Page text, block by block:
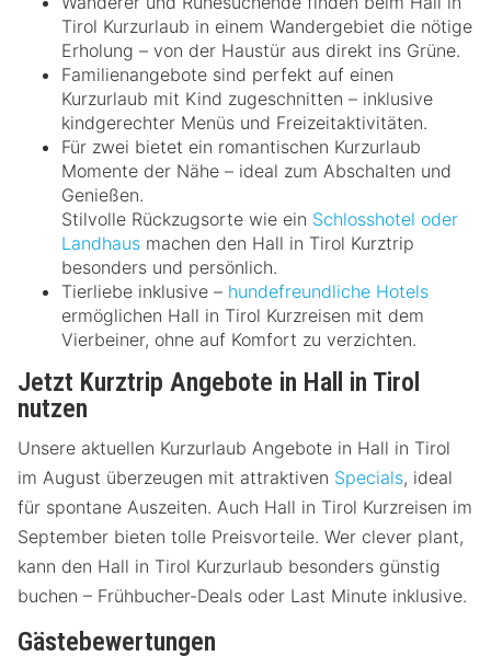
Tirol Kurzurlaub in einem Wandergebiet die nötige
Erholung – von der Haustür aus direkt ins Grüne.
Familienangebote sind perfekt auf einen
Kurzurlaub mit Kind zugeschnitten – inklusive
kindgerechter Menüs und Freizeitaktivitäten.
Für zwei bietet ein romantischen Kurzurlaub
Momente der Nähe – ideal zum Abschalten und
Genießen.
Stilvolle Rückzugsorte wie ein Schlosshotel oder
Landhaus machen den Hall in Tirol Kurztrip
besonders und persönlich.
Tierliebe inklusive – hundefreundliche Hotels
ermöglichen Hall in Tirol Kurzreisen mit dem
Vierbeiner, ohne auf Komfort zu verzichten.
Jetzt Kurztrip Angebote in Hall in Tirol
nutzen
Unsere aktuellen Kurzurlaub Angebote in Hall in Tirol
im August überzeugen mit attraktiven Specials, ideal
für spontane Auszeiten. Auch Hall in Tirol Kurzreisen im
September bieten tolle Preisvorteile. Wer clever plant,
kann den Hall in Tirol Kurzurlaub besonders günstig
buchen – Frühbucher-Deals oder Last Minute inklusive.
Gästebewertungen